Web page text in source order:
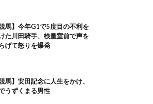
競馬】今年G1で5度目の不利を
た川田騎手、検量室前で声を
げて怒りを爆発
競馬】安田記念に人生をかけ、
うずくまる男性